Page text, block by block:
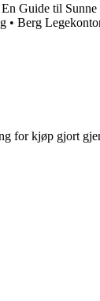
Guide til Sunne
• Berg
for kjøp gjort